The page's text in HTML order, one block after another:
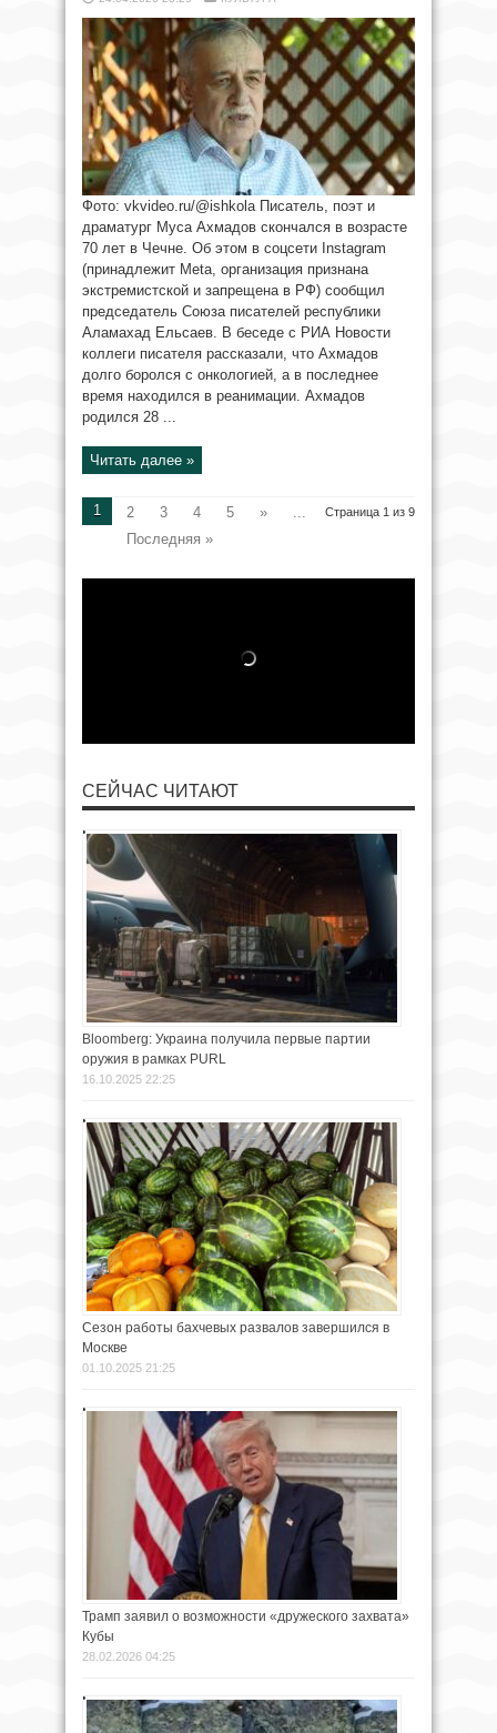
Фото: vkvideo.ru/@ishkola Писатель, поэт и
драматург Муса Ахмадов скончался в возрасте
70 лет в Чечне. Об этом в соцсети Instagram
(принадлежит Meta, организация признана
экстремистской и запрещена в РФ) сообщил
председатель Союза писателей республики
Аламахад Ельсаев. В беседе с РИА Новости
коллеги писателя рассказали, что Ахмадов
долго боролся с онкологией, а в последнее
время находился в реанимации. Ахмадов
родился 28 ...
Читать далее »
Страница 1 из 9
1 2 3 4 5 »
...
Последняя »
СЕЙЧАС ЧИТАЮТ
Bloomberg: Украина получила первые партии
оружия в рамках PURL
16.10.2025 22:25
Сезон работы бахчевых развалов завершился в
Москве
01.10.2025 21:25
Трамп заявил о возможности «дружеского захвата»
Кубы
28.02.2026 04:25